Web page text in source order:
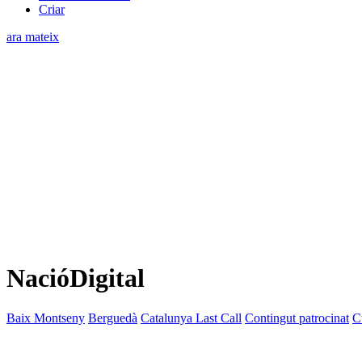
Criar
ara mateix
NacióDigital
Baix Montseny Berguedà Catalunya Last Call Contingut patrocinat